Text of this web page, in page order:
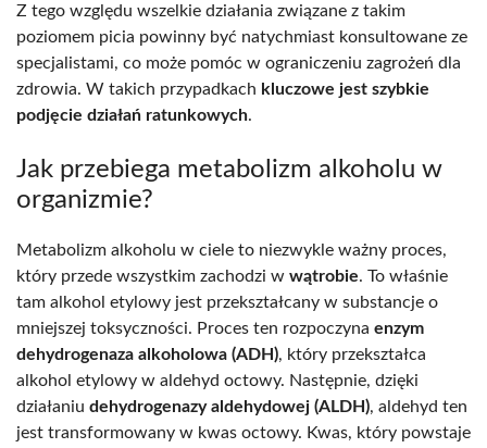
Z tego względu wszelkie działania związane z takim
poziomem picia powinny być natychmiast konsultowane ze
specjalistami, co może pomóc w ograniczeniu zagrożeń dla
zdrowia. W takich przypadkach kluczowe jest szybkie
podjęcie działań ratunkowych.
Jak przebiega metabolizm alkoholu w
organizmie?
Metabolizm alkoholu w ciele to niezwykle ważny proces,
który przede wszystkim zachodzi w wątrobie. To właśnie
tam alkohol etylowy jest przekształcany w substancje o
mniejszej toksyczności. Proces ten rozpoczyna enzym
dehydrogenaza alkoholowa (ADH), który przekształca
alkohol etylowy w aldehyd octowy. Następnie, dzięki
działaniu dehydrogenazy aldehydowej (ALDH), aldehyd ten
jest transformowany w kwas octowy. Kwas, który powstaje